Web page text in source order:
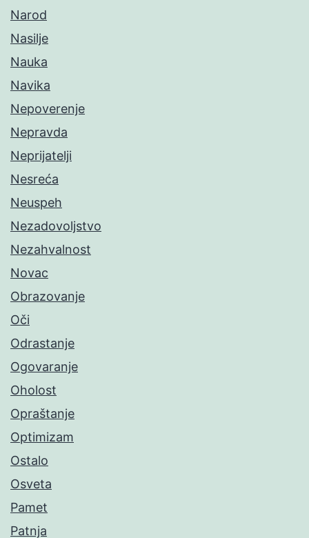
Narod
Nasilje
Nauka
Navika
Nepoverenje
Nepravda
Neprijatelji
Nesreća
Neuspeh
Nezadovoljstvo
Nezahvalnost
Novac
Obrazovanje
Oči
Odrastanje
Ogovaranje
Oholost
Opraštanje
Optimizam
Ostalo
Osveta
Pamet
Patnja